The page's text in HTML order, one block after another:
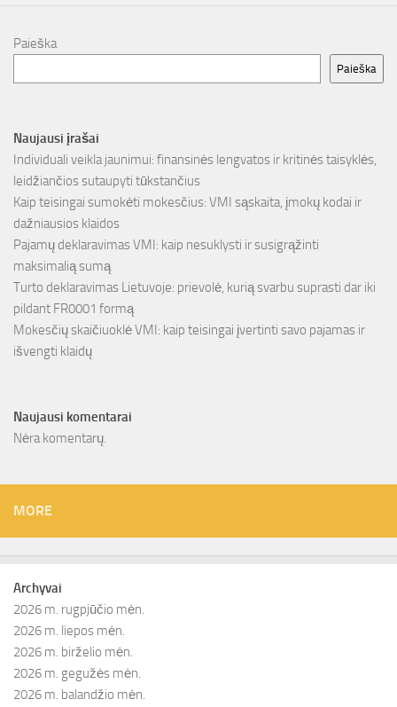
Paieška
Paieška
Naujausi įrašai
Individuali veikla jaunimui: finansinės lengvatos ir kritinės taisyklės,
leidžiančios sutaupyti tūkstančius
Kaip teisingai sumokėti mokesčius: VMI sąskaita, įmokų kodai ir
dažniausios klaidos
Pajamų deklaravimas VMI: kaip nesuklysti ir susigrąžinti
maksimalią sumą
Turto deklaravimas Lietuvoje: prievolė, kurią svarbu suprasti dar iki
pildant FR0001 formą
Mokesčių skaičiuoklė VMI: kaip teisingai įvertinti savo pajamas ir
išvengti klaidų
Naujausi komentarai
Nėra komentarų.
MORE
Archyvai
2026 m. rugpjūčio mėn.
2026 m. liepos mėn.
2026 m. birželio mėn.
2026 m. gegužės mėn.
2026 m. balandžio mėn.